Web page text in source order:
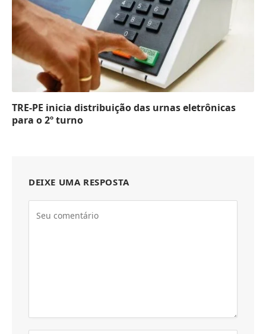
TRE-PE inicia distribuição das urnas eletrônicas
para o 2º turno
DEIXE UMA RESPOSTA